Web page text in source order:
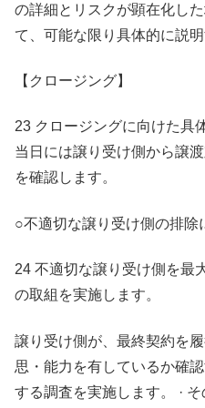
の詳細とリスクが顕在化し
て、可能な限り具体的に説
【クロージング】
23 クロージングに向けた具
当日には譲り受け側から譲
を確認します。
○不適切な譲り受け側の排除
24 不適切な譲り受け側を最
の取組を実施します。
譲り受け側が、最終契約を
思・能力を有しているか確
する調査を実施します。 ·